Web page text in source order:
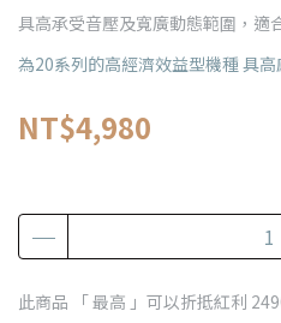
具高承受音壓及寬廣動態範圍，適
為20系列的高經濟效益型機種 具高
NT$4,980
此商品 「 最高 」可以折抵紅利